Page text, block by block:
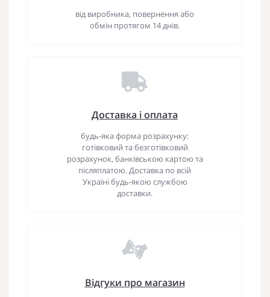
від виробника, повернення або
обмін протягом 14 днів.
Доставка і оплата
будь-яка форма розрахунку:
готівковий та безготівковий
розрахунок, банківською картою та
післяплатою. Доставка по всій
Україні будь-якою службою
доставки.
Відгуки про магазин